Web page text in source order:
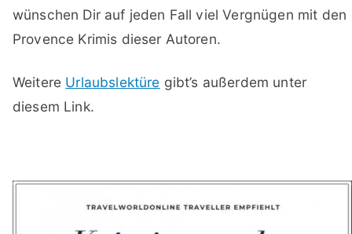
wünschen Dir auf jeden Fall viel Vergnügen mit den
Provence Krimis dieser Autoren.
Weitere Urlaubslektüre gibt’s außerdem unter
diesem Link.